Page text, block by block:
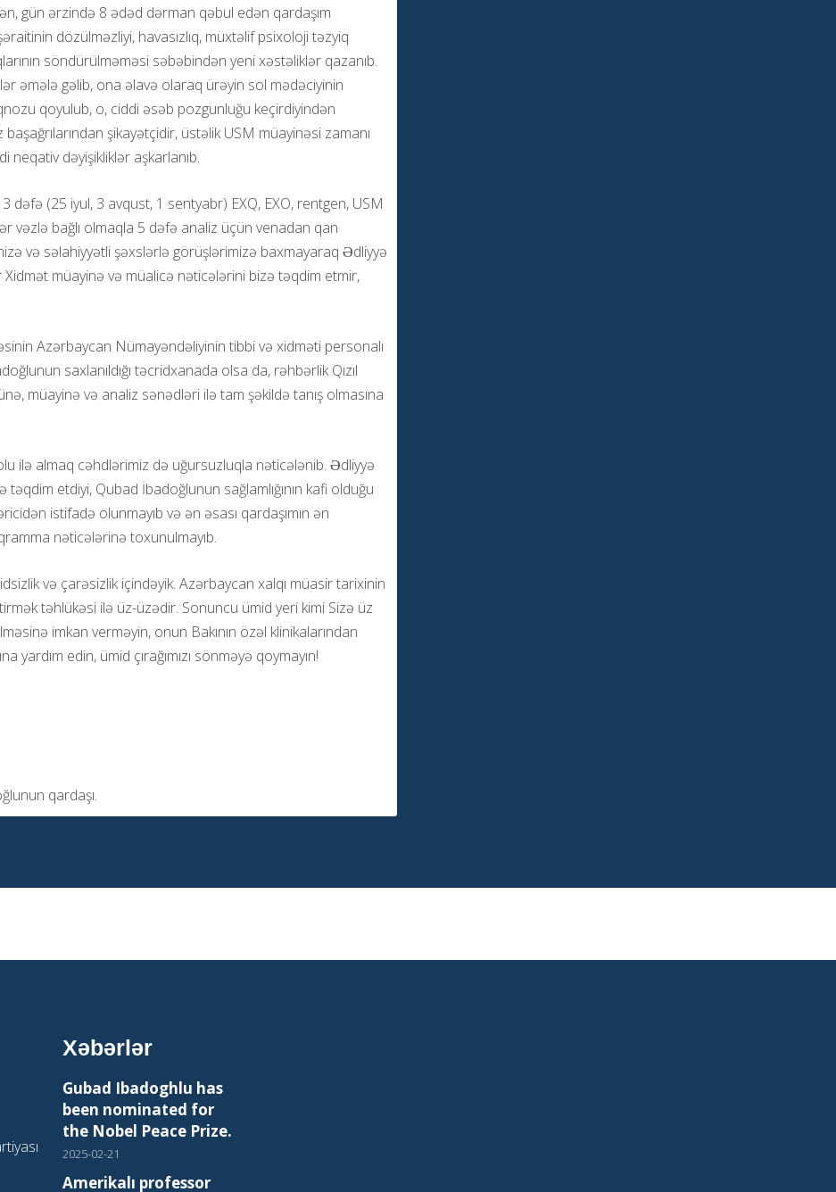
gün ərzində 8 ədəd dərman qəbul edən qardaşım
dözülməzliyi, havasızlıq, müxtəlif psixoloji təzyiq
söndürülməməsi səbəbindən yeni xəstəliklər qazanıb.
əmələ gəlib, ona əlavə olaraq ürəyin sol mədəciyinin
qoyulub, o, ciddi əsəb pozgunluğu keçirdiyindən
şikayətçidir, üstəlik USM müayinəsi zamanı
neqativ dəyişikliklər aşkarlanıb.
(25 iyul, 3 avqust, 1 sentyabr) EXQ, EXO, rentgen, USM
vəzlə bağlı olmaqla 5 dəfə analiz üçün venadan qan
və səlahiyyətli şəxslərlə görüşlərimizə baxmayaraq Ədliyyə
müayinə və müalicə nəticələrini bizə təqdim etmir,
Azərbaycan Nümayəndəliyinin tibbi və xidməti personalı
saxlanıldığı təcridxanada olsa da, rəhbərlik Qızıl
müayinə və analiz sənədləri ilə tam şəkildə tanış olmasına
ilə almaq cəhdlərimiz də uğursuzluqla nəticələnib. Ədliyyə
etdiyi, Qubad İbadoğlunun sağlamlığının kafi olduğu
istifadə olunmayıb və ən əsası qardaşımın ən
nəticələrinə toxunulmayıb.
və çarəsizlik içindəyik. Azərbaycan xalqı müasir tarixinin
təhlükəsi ilə üz-üzədir. Sonuncu ümid yeri kimi Sizə üz
imkan verməyin, onun Bakının özəl klinikalarından
yardım edin, ümid çırağımızı sönməyə qoymayın!
qardaşı.
Xəbərlər
Gubad Ibadoghlu has
been nominated for
the Nobel Peace Prize.
2025-02-21
Amerikalı professor